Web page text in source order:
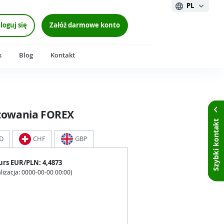
się Załóż darmowe konto
PL
Blog Kontakt
FOREX
CHF GBP
EUR/PLN: 4,4873
0000-00-00 00:00)
Szybki kontakt